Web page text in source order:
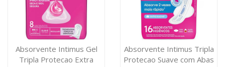
Absorvente Intimus Gel
Tripla Protecao Extra
Absorvente Intimus Tripla
Protecao Suave com Abas